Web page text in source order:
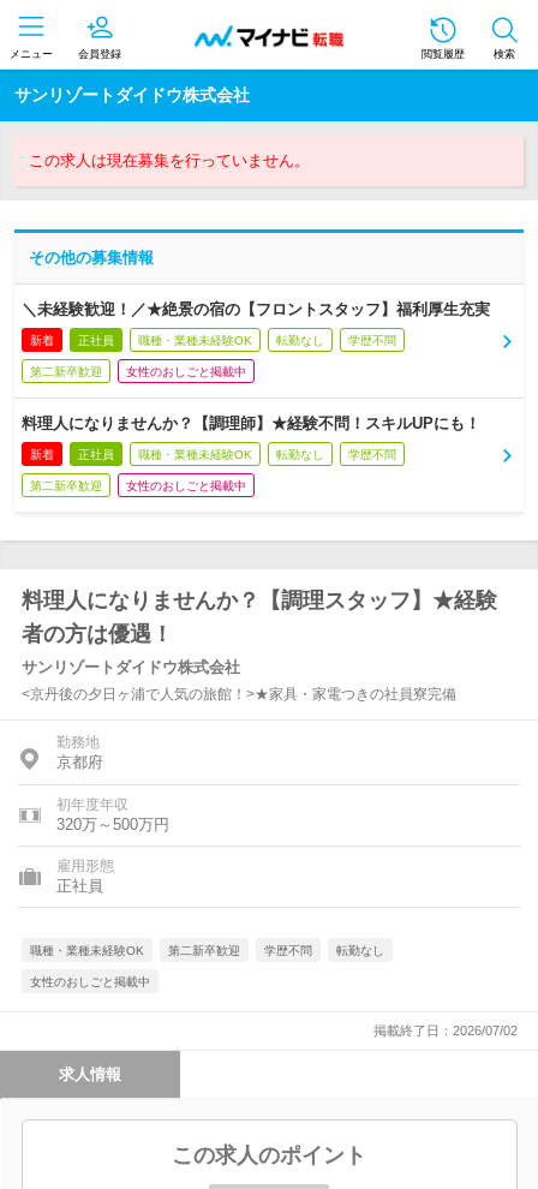
メニュー 会員登録 閲覧履歴 検索
サンリゾートダイドウ株式会社
この求人は現在募集を行っていません。
その他の募集情報
＼未経験歓迎！／★絶景の宿の【フロントスタッフ】福利厚生充実
新着 正社員 職種・業種未経験OK 転勤なし 学歴不問
第二新卒歓迎 女性のおしごと掲載中
料理人になりませんか？【調理師】★経験不問！スキルUPにも！
新着 正社員 職種・業種未経験OK 転勤なし 学歴不問
第二新卒歓迎 女性のおしごと掲載中
料理人になりませんか？【調理スタッフ】★経験
者の方は優遇！
サンリゾートダイドウ株式会社
<京丹後の夕日ヶ浦で人気の旅館！>★家具・家電つきの社員寮完備
勤務地
京都府
初年度年収
320万～500万円
雇用形態
正社員
職種・業種未経験OK 第二新卒歓迎 学歴不問 転勤なし
女性のおしごと掲載中
掲載終了日：2026/07/02
求人情報
この求人のポイント